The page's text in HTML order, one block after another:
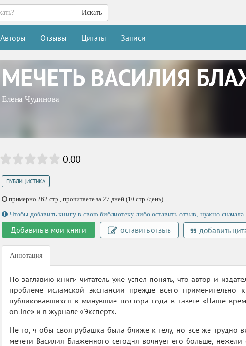
Искать
Авторы Отзывы Цитаты Записи
МЕЧЕТЬ ВАСИЛИЯ
Елена Чудинова
0.00
ПУБЛИЦИСТИКА
примерно 262 стр., прочитаете за 27 дней (10 стр./день)
Чтобы добавить книгу в свою библиотеку либо оставить отзыв, нужно сначала
Добавить в мои книги оставить отзыв добавить
Аннотация
По заглавию книги читатель уже успел понять, что автор и
проблеме исламской экспансии прежде всего применительно
публиковавшихся в минувшие полтора года в газете «Наше
online» и в журнале «Эксперт».
Не то, чтобы своя рубашка была ближе к телу, но все же трудно
мечети Василия Блаженного сегодня волнует его больше,